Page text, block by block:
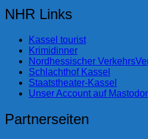
NHR Links
Kassel tourist
Krimidinner
Nordhessischer
Schlachthof Kassel
Staatstheater-Kassel
Unser Account auf
Partnerseiten